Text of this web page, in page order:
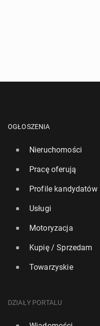
OGŁOSZENIA
Nieruchomości
Pracę oferują
Profile kandydatów
Usługi
Motoryzacja
Kupię / Sprzedam
Towarzyskie
DZIAŁY PORTALU